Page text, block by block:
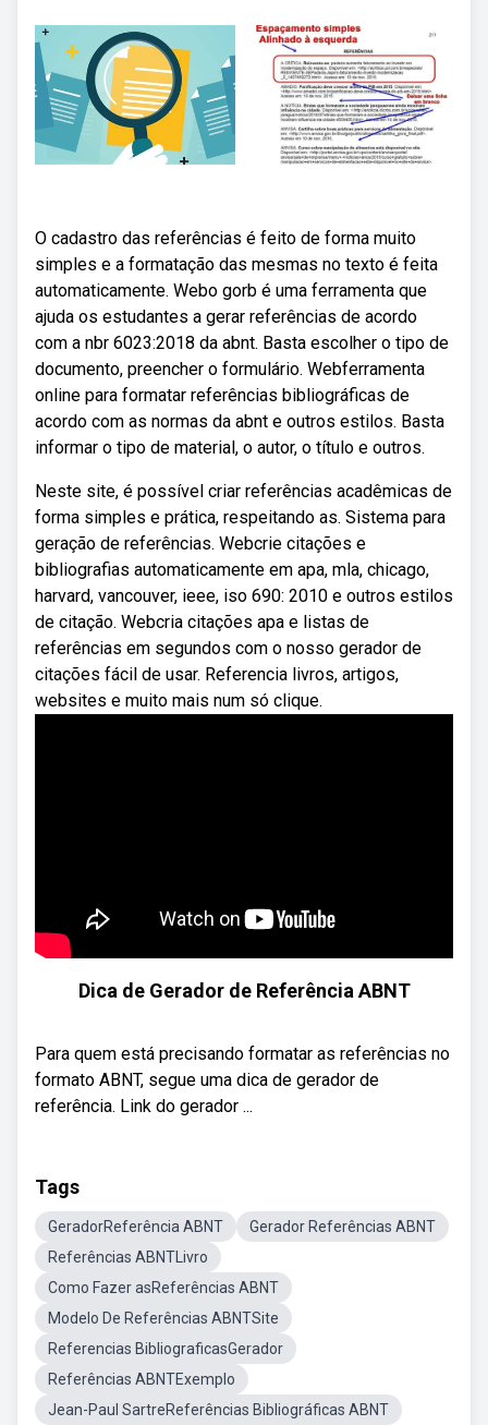
O cadastro das referências é feito de forma muito
simples e a formatação das mesmas no texto é feita
automaticamente. Webo gorb é uma ferramenta que
ajuda os estudantes a gerar referências de acordo
com a nbr 6023:2018 da abnt. Basta escolher o tipo de
documento, preencher o formulário. Webferramenta
online para formatar referências bibliográficas de
acordo com as normas da abnt e outros estilos. Basta
informar o tipo de material, o autor, o título e outros.
Neste site, é possível criar referências acadêmicas de
forma simples e prática, respeitando as. Sistema para
geração de referências. Webcrie citações e
bibliografias automaticamente em apa, mla, chicago,
harvard, vancouver, ieee, iso 690: 2010 e outros estilos
de citação. Webcria citações apa e listas de
referências em segundos com o nosso gerador de
citações fácil de usar. Referencia livros, artigos,
websites e muito mais num só clique.
Dica de Gerador de Referência ABNT
Para quem está precisando formatar as referências no
formato ABNT, segue uma dica de gerador de
referência. Link do gerador ...
Tags
GeradorReferência ABNT
Gerador Referências ABNT
Referências ABNTLivro
Como Fazer asReferências ABNT
Modelo De Referências ABNTSite
Referencias BibliograficasGerador
Referências ABNTExemplo
Jean-Paul SartreReferências Bibliográficas ABNT